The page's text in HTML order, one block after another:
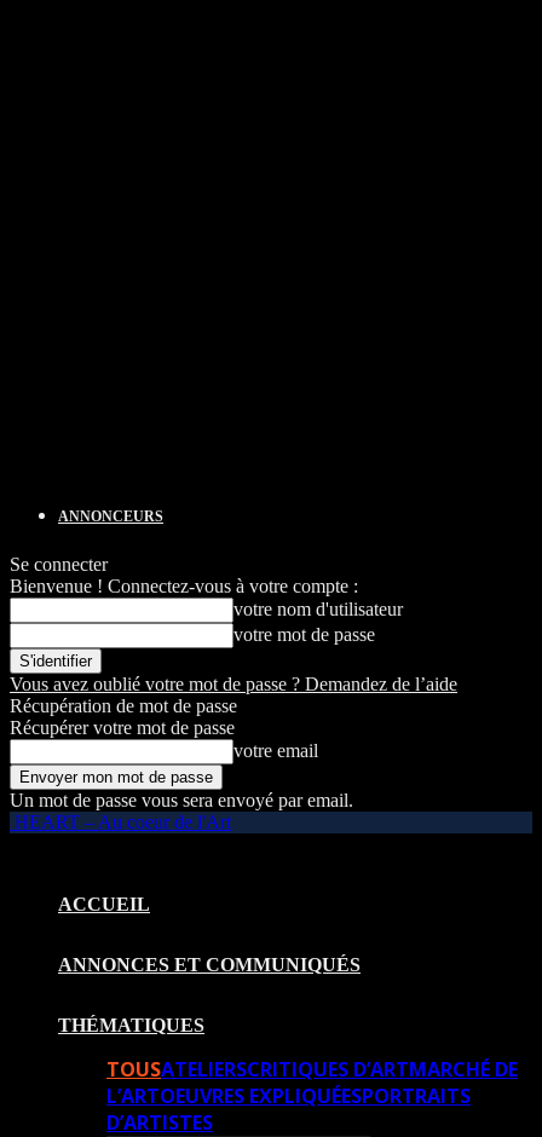
ANNONCEURS
Se connecter
Bienvenue ! Connectez-vous à votre compte :
votre nom d'utilisateur
votre mot de passe
Vous avez oublié votre mot de passe ? Demandez de l’aide
Récupération de mot de passe
Récupérer votre mot de passe
votre email
Un mot de passe vous sera envoyé par email.
HEART – Au coeur de l'Art
ACCUEIL
ANNONCES ET COMMUNIQUÉS
THÉMATIQUES
TOUSATELIERSCRITIQUES D’ARTMARCHÉ DE
L’ARTOEUVRES EXPLIQUÉESPORTRAITS
D’ARTISTES